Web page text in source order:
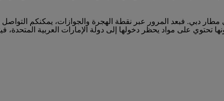
إلى المبنى رقم 3 الخاص بطيران الإمارات في مطار دبي. فبعد المرور عبر نقطة الهجرة
على مواد يحظر دخولها إلى دولة الإمارات العربية المتحدة،